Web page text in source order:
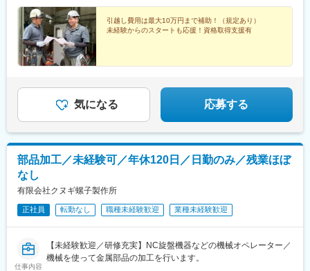
引越し費用は最大10万円まで補助！（規定あり）
未経験からのスタートも応援！資格取得支援有
気になる 応募する
部品加工／未経験可／年休120日／日勤のみ／残業ほぼ
なし
有限会社クヌギ螺子製作所
正社員 転勤なし 職種未経験歓迎 業種未経験歓迎
仕事内容
【未経験歓迎／研修充実】NC旋盤機器などの機械オペレーター／
機械を使って金属部品の加工を行います。